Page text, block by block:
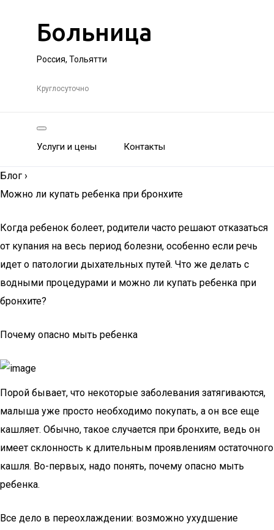
Больница
Россия, Тольятти
Круглосуточно
Услуги и цены Контакты
Блог ›
Можно ли купать ребенка при бронхите
Когда ребенок болеет, родители часто решают отказаться
от купания на весь период болезни, особенно если речь
идет о патологии дыхательных путей. Что же делать с
водными процедурами и можно ли купать ребенка при
бронхите?
Почему опасно мыть ребенка
Порой бывает, что некоторые заболевания затягиваются,
малыша уже просто необходимо покупать, а он все еще
кашляет. Обычно, такое случается при бронхите, ведь он
имеет склонность к длительным проявлениям остаточного
кашля. Во-первых, надо понять, почему опасно мыть
ребенка.
Все дело в переохлаждении: возможно ухудшение